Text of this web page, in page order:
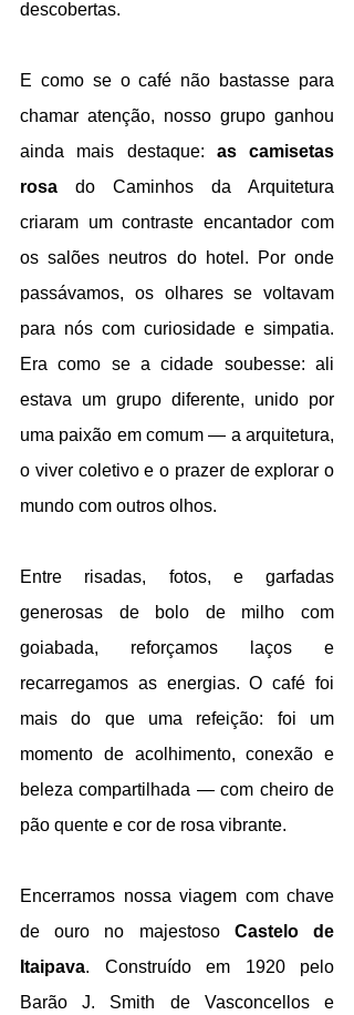
descobertas.
E como se o café não bastasse para
chamar atenção, nosso grupo ganhou
ainda mais destaque: as camisetas
rosa do Caminhos da Arquitetura
criaram um contraste encantador com
os salões neutros do hotel. Por onde
passávamos, os olhares se voltavam
para nós com curiosidade e simpatia.
Era como se a cidade soubesse: ali
estava um grupo diferente, unido por
uma paixão em comum — a arquitetura,
o viver coletivo e o prazer de explorar o
mundo com outros olhos.
Entre risadas, fotos, e garfadas
generosas de bolo de milho com
goiabada, reforçamos laços e
recarregamos as energias. O café foi
mais do que uma refeição: foi um
momento de acolhimento, conexão e
beleza compartilhada — com cheiro de
pão quente e cor de rosa vibrante.
Encerramos nossa viagem com chave
de ouro no majestoso Castelo de
Itaipava. Construído em 1920 pelo
Barão J. Smith de Vasconcellos e